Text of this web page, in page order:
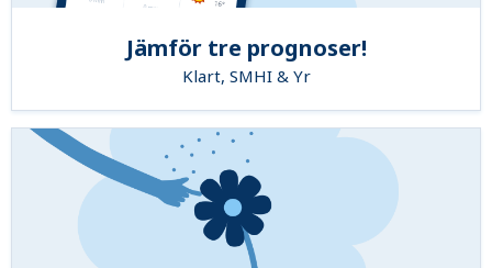
Jämför tre prognoser!
Klart, SMHI & Yr